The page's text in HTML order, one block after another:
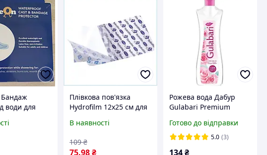
води для
Плівкова пов'язка
Hydrofilm 12х25 см для
8BX7C55338
В наявності
75.98 ₴
109 ₴
Рожева вода Дабур
Gulabari Premium
Оригінальна.
Готово до відправки
5.0 (3)
134₴